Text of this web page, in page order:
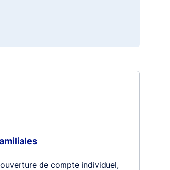
de compte individuel,